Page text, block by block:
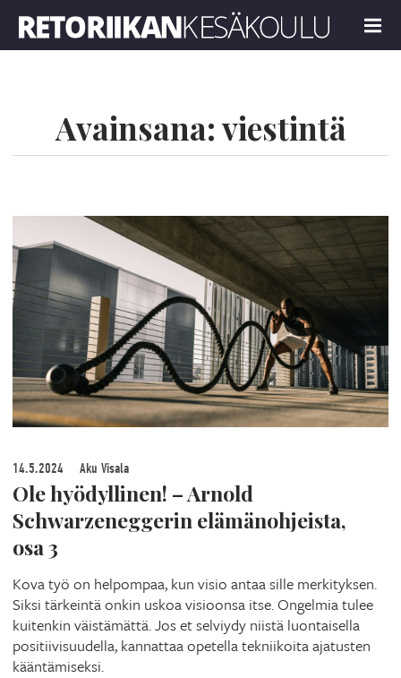
MENU
Avainsana:viestintä
14.5.2024 Aku Visala
Ole hyödyllinen! – Arnold
Schwarzeneggerin elämänohjeista,
osa 3
Kova työ on helpompaa, kun visio antaa sille merkityksen.
Siksi tärkeintä onkin uskoa visioonsa itse. Ongelmia tulee
kuitenkin väistämättä. Jos et selviydy niistä luontaisella
positiivisuudella, kannattaa opetella tekniikoita ajatusten
kääntämiseksi.